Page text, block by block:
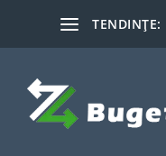
TENDINȚE: